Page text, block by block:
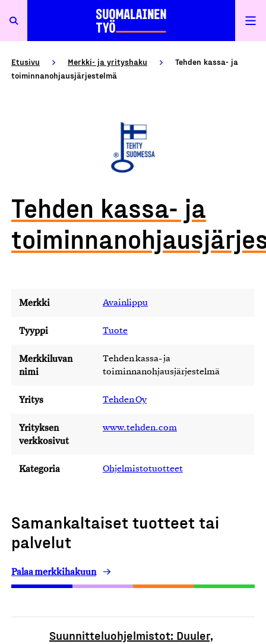
Etusivu Merkki- ja yrityshaku
Tehden kassa- ja
toiminnanohjausjärjestelmä
Tehden kassa- ja
Merkki Avainlippu
Tyyppi Tuote
Merkkiluvan
nimi
Tehden kassa- ja
toiminnanohjausjärjestelmä
Yritys Tehden Oy
Yrityksen
verkkosivut
www.tehden.com
Kategoria Ohjelmistotuotteet
Samankaltaiset tuotteet tai
palvelut
Palaa merkkihakuun
Suunnitteluohjelmistot: Duuler,